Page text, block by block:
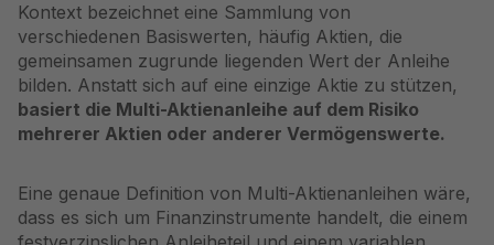
Kontext bezeichnet eine Sammlung von
verschiedenen Basiswerten, häufig Aktien, die
gemeinsamen zugrunde liegenden Wert der Anleihe
bilden. Anstatt sich auf eine einzige Aktie zu stützen,
basiert die Multi-Aktienanleihe auf dem Risiko
mehrerer Aktien oder anderer Vermögenswerte.
Eine genaue Definition von Multi-Aktienanleihen wäre,
dass es sich um Finanzinstrumente handelt, die einem